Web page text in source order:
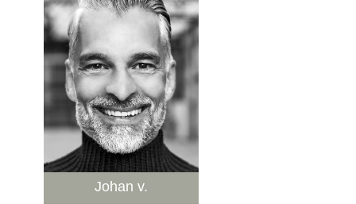
Johan v.